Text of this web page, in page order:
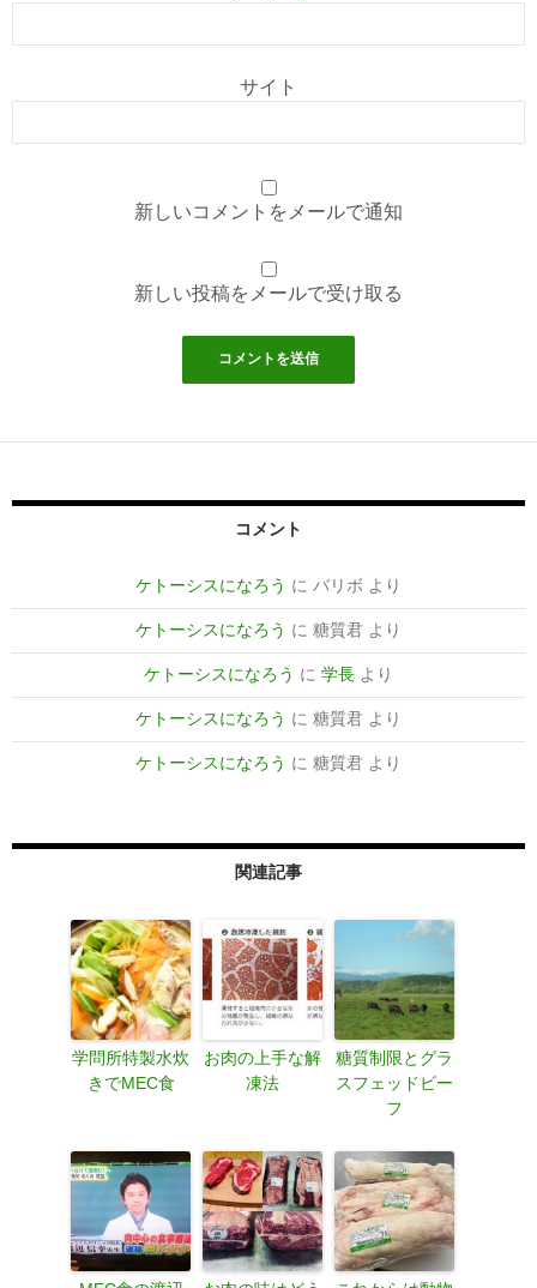
サイト
新しいコメントをメールで通知
新しい投稿をメールで受け取る
コメント
ケトーシスになろう に バリボ より
ケトーシスになろう に 糖質君 より
ケトーシスになろう に 学長 より
ケトーシスになろう に 糖質君 より
ケトーシスになろう に 糖質君 より
関連記事
学問所特製水炊
きでMEC食
お肉の上手な解
凍法
糖質制限とグラ
スフェッドビー
フ